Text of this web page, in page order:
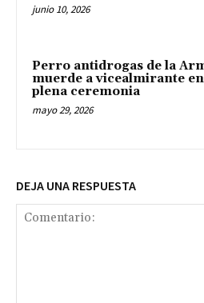
junio 10, 2026
Perro antidrogas de la
muerde a vicealmirante en
plena ceremonia
mayo 29, 2026
DEJA UNA RESPUESTA